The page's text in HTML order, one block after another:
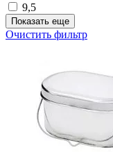
9,5
Показать еще
Очистить фильтр